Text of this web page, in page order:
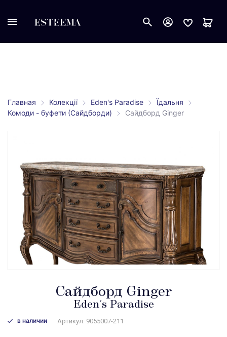
Главная Колекції Eden's Paradise
Їдальня
Комоди - буфети (Сайдборди)
Сайдборд Ginger
Сайдборд Ginger
Eden's Paradise
в наличии Артикул: 9055007-211